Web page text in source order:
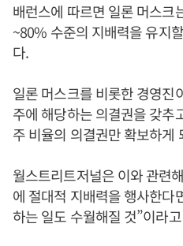
배런스에 따르면 일론 머스크
~80% 수준의 지배력을 유지
다.
일론 머스크를 비롯한 경영진
주에 해당하는 의결권을 갖추
주 비율의 의결권만 확보하게
월스트리트저널은 이와 관련
에 절대적 지배력을 행사한다
하는 일도 수월해질 것”이라